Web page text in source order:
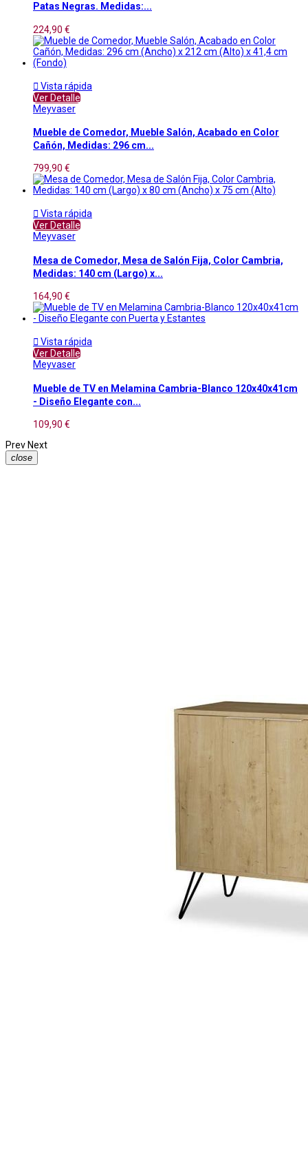
Patas Negras. Medidas:...
224,90 €
 Vista rápida
Ver Detalle
Meyvaser
Mueble de Comedor, Mueble Salón, Acabado en Color
Cañón, Medidas: 296 cm...
799,90 €
 Vista rápida
Ver Detalle
Meyvaser
Mesa de Comedor, Mesa de Salón Fija, Color Cambria,
Medidas: 140 cm (Largo) x...
164,90 €
 Vista rápida
Ver Detalle
Meyvaser
Mueble de TV en Melamina Cambria-Blanco 120x40x41cm
- Diseño Elegante con...
109,90 €
Prev Next
close